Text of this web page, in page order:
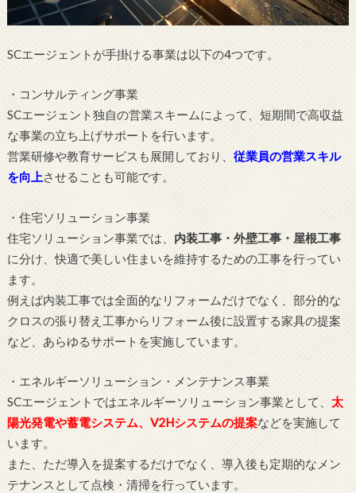
SCエージェントが手掛ける事業は以下の4つです。
・コンサルティング事業
SCエージェント独自の営業スキームによって、短期間で高収益
な事業の立ち上げサポートを行います。
営業研修や教育サービスも展開しており、 従業員の営業スキル
を向上させることも可能です。
・住宅ソリューション事業
住宅ソリューション事業では、 内装工事・外壁工事・屋根工事
に分け、快適で美しい住まいを維持するための工事を行ってい
ます。
例えば内装工事では全面的なリフォームだけでなく、部分的な
クロスの張り替え工事からリフォーム後に設置する家具の提案
など、あらゆるサポートを実施しています。
・エネルギーソリューション・メンテナンス事業
SCエージェントではエネルギーソリューション事業として、 太
陽光発電や蓄電システム、V2Hシステムの提案などを実施して
います。
また、ただ導入を提案するだけでなく、導入後も定期的なメン
テナンスとして点検・清掃を行っています。